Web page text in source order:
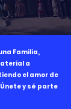
Familia,
a
el amor de
y sé parte